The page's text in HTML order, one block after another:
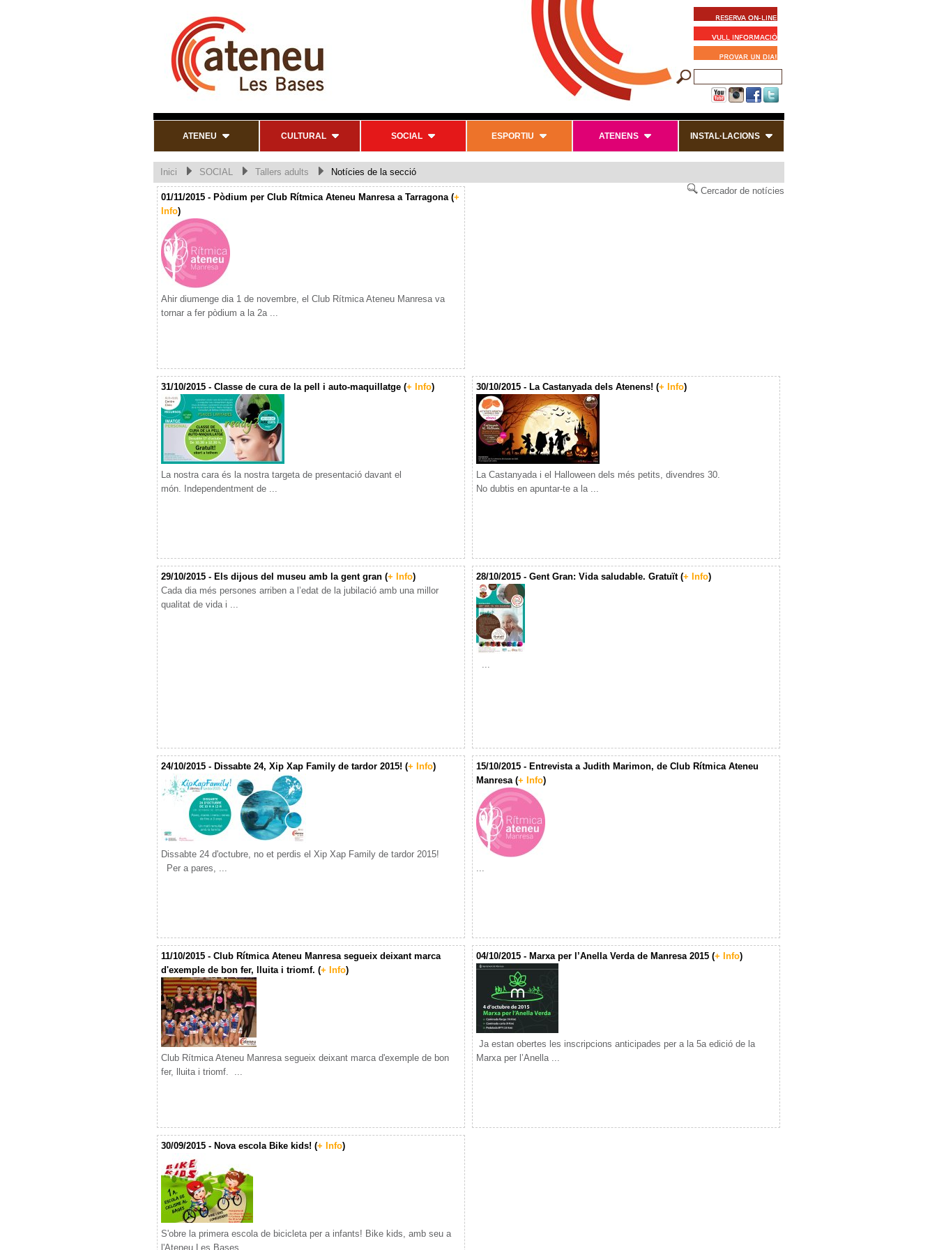
ATENEU CULTURAL SOCIAL ESPORTIU ATENENS INSTAL·LACIONS
Inici SOCIAL Tallers adults
Notícies de la secció
Cercador de notícies
01/11/2015 - Pòdium per Club Rítmica Ateneu Manresa a Tarragona (+
Info)
Ahir diumenge dia 1 de novembre, el Club Rítmica Ateneu Manresa va
tornar a fer pòdium a la 2a ...
31/10/2015 - Classe de cura de la pell i auto-maquillatge (+ Info)
La nostra cara és la nostra targeta de presentació davant el
món. Independentment de ...
30/10/2015 - La Castanyada dels Atenens! (+ Info)
La Castanyada i el Halloween dels més petits, divendres 30.
No dubtis en apuntar-te a la ...
29/10/2015 - Els dijous del museu amb la gent gran (+ Info)
Cada dia més persones arriben a l’edat de la jubilació amb una millor
qualitat de vida i ...
28/10/2015 - Gent Gran: Vida saludable. Gratuït (+ Info)
...
24/10/2015 - Dissabte 24, Xip Xap Family de tardor 2015! (+ Info)
Dissabte 24 d'octubre, no et perdis el Xip Xap Family de tardor 2015!
Per a pares, ...
15/10/2015 - Entrevista a Judith Marimon, de Club Rítmica Ateneu
Manresa (+ Info)
...
11/10/2015 - Club Rítmica Ateneu Manresa segueix deixant marca
d'exemple de bon fer, lluita i triomf. (+ Info)
Club Rítmica Ateneu Manresa segueix deixant marca d'exemple de bon
fer, lluita i triomf. ...
04/10/2015 - Marxa per l’Anella Verda de Manresa 2015 (+ Info)
Ja estan obertes les inscripcions anticipades per a la 5a edició de la
Marxa per l’Anella ...
30/09/2015 - Nova escola Bike kids! (+ Info)
S'obre la primera escola de bicicleta per a infants! Bike kids, amb seu a
l'Ateneu Les Bases. ...